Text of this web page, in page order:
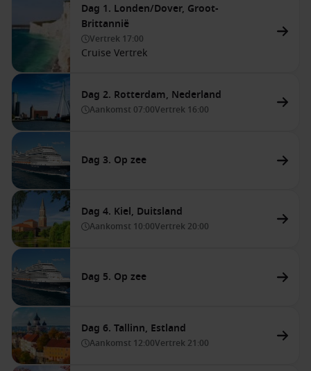
Dag 1. Londen/Dover, Groot-
Brittannië
Vertrek 17:00
Cruise Vertrek
Dag 2. Rotterdam, Nederland
Aankomst 07:00Vertrek 16:00
Dag 3. Op zee
Dag 4. Kiel, Duitsland
Aankomst 10:00Vertrek 20:00
Dag 5. Op zee
Dag 6. Tallinn, Estland
Aankomst 12:00Vertrek 21:00